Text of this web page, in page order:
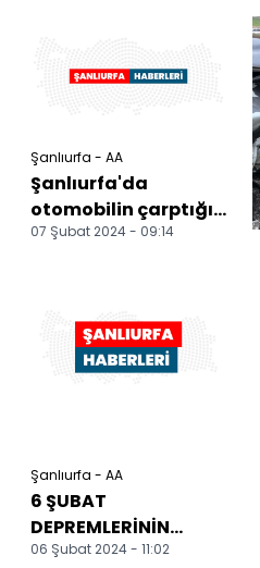
Şanlıurfa - AA
Şanlıurfa'da
otomobilin çarptığı
yaya ağır yaralandı
07 Şubat 2024 - 09:14
Şanlıurfa - AA
6 ŞUBAT
DEPREMLERİNİN
BİRİNCİ YILI -
06 Şubat 2024 - 11:02